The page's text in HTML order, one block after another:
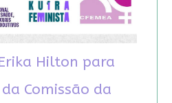
Hilton para
Comissão da